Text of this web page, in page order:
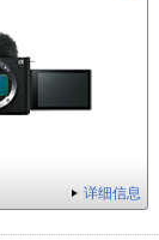
详细信息